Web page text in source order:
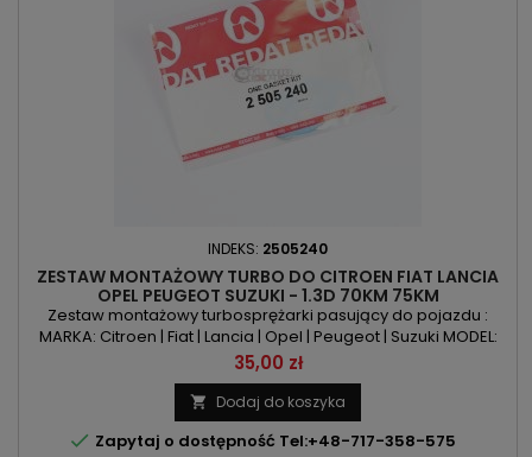
INDEKS: 2505240
ZESTAW MONTAŻOWY TURBO DO CITROEN FIAT LANCIA
OPEL PEUGEOT SUZUKI - 1.3D 70KM 75KM
Zestaw montażowy turbosprężarki pasujący do pojazdu :
MARKA: Citroen | Fiat | Lancia | Opel | Peugeot | Suzuki MODEL:
Agila | Bipper | Combo | Corsa | Doblo | Fiorino | Idea | Ignis |
Musa | Nemo | Panda | Punto | Qubo | Swift | Tigra | Wagon |
Ypsilon KOD SILNIKA: FHZ | Z13DT | Z13DTJ | F13DTE5 | 1.3HDI75 |
16VMULTIJET | 188A9.000 | 199A2.000 | 199A9.000...
Cena
35,00 zł
 Dodaj do koszyka
 Zapytaj o dostępność Tel:+48-717-358-575